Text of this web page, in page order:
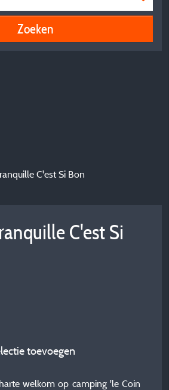
Zoeken
C'est Si Bon
C'est Si
toevoegen
welkom op camping 'le Coin